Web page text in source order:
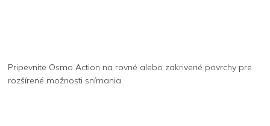
Pripevnite Osmo Action na rovné alebo zakrivené povrchy pre
rozšírené možnosti snímania.